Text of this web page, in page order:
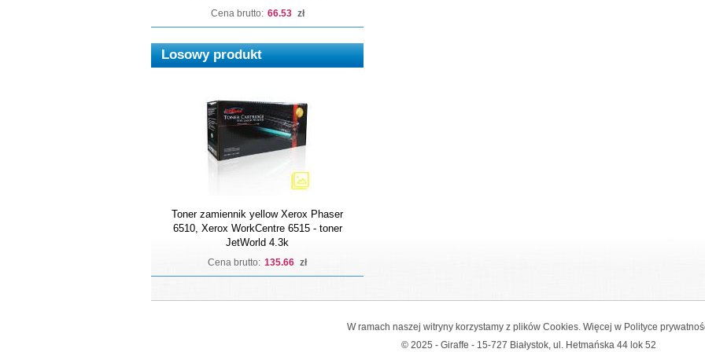
Cena brutto: 66.53 zł
Losowy produkt
Toner zamiennik yellow Xerox Phaser
6510, Xerox WorkCentre 6515 - toner
JetWorld 4.3k
Cena brutto: 135.66 zł
W ramach naszej witryny korzystamy z plików Cookies. Więcej w Polityce
© 2025 - Giraffe - 15-727 Białystok, ul. Hetmańska 44 lok 52